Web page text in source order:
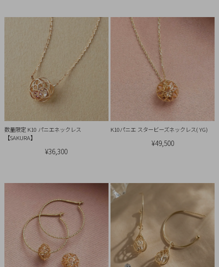
数量限定 K10 パニエネックレス
【SAKURA】
¥36,300
K10パニエ スタービーズネックレス( YG)
¥49,500
Bracelet
Disney
Season
Other
Pick
up
イ
ペ
ー
ジ